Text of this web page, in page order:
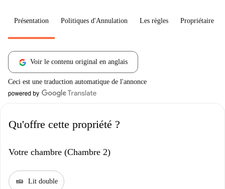
Présentation Politiques d'Annulation Les règles Propriétaire
Voir le contenu original en anglais
Ceci est une traduction automatique de l'annonce
Qu'offre cette propriété ?
Votre chambre (Chambre 2)
airline_seat_flat Lit double